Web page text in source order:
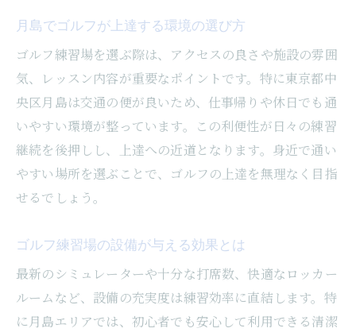
ゴルフ打ちっぱなし施設の楽しみ方とは
友人と楽しむ中央区のゴルフ練習場活用術
健康目的で始めるゴルフの魅力は何か
アクセスしやすい月島エリアでゴルフ満喫
初心者も安心の月島ゴルフレッスン体験記
初心者向けゴルフレッスンの特徴と安心感
月島で受けられるゴルフレッスン体験談
ゴルフ初心者が陥りやすいNG行動とは
中央区のゴルフレッスンで得られる成長
体験レッスンでゴルフの楽しさを実感
月島でゴルフが上達する環境の選び方
ゴルフ練習場を選ぶ際は、アクセスの良さや施設の雰囲
気、レッスン内容が重要なポイントです。特に東京都中
央区月島は交通の便が良いため、仕事帰りや休日でも通
いやすい環境が整っています。この利便性が日々の練習
継続を後押しし、上達への近道となります。身近で通い
やすい場所を選ぶことで、ゴルフの上達を無理なく目指
せるでしょう。
ゴルフ練習場の設備が与える効果とは
最新のシミュレーターや十分な打席数、快適なロッカー
ルームなど、設備の充実度は練習効率に直結します。特
に月島エリアでは、初心者でも安心して利用できる清潔